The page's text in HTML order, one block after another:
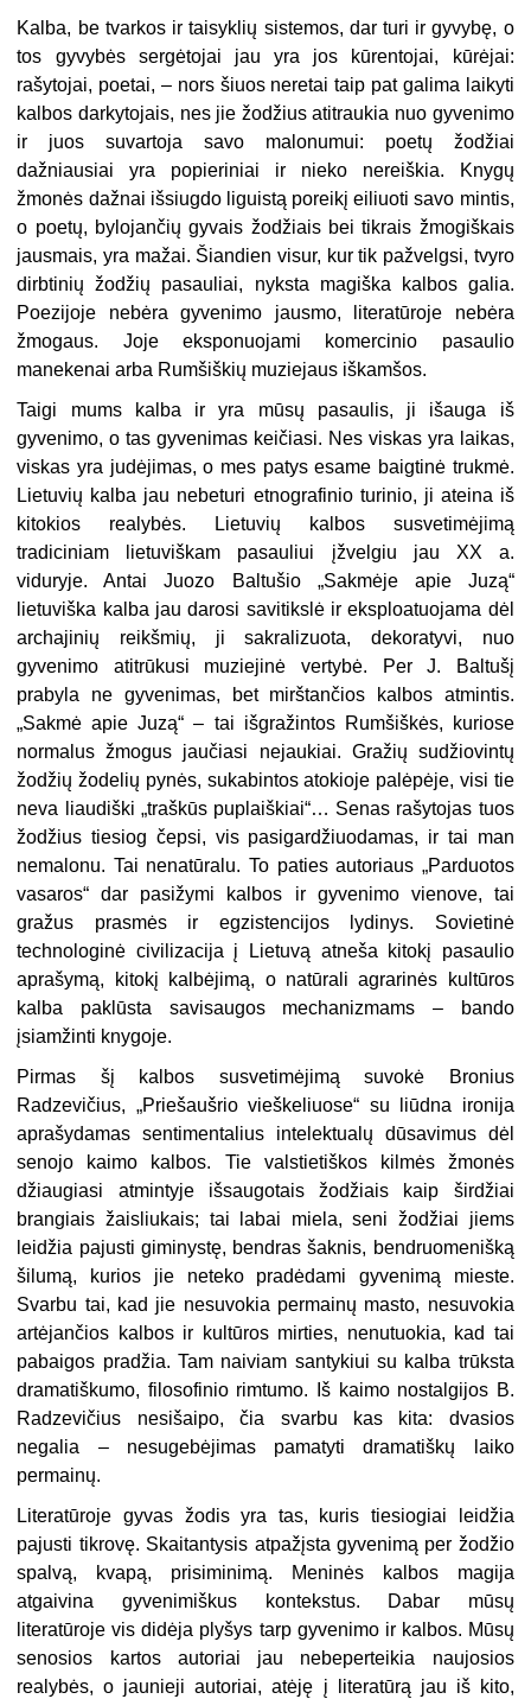
Kalba, be tvarkos ir taisyklių sistemos, dar turi ir gyvybę, o
tos gyvybės sergėtojai jau yra jos kūrentojai, kūrėjai:
rašytojai, poetai, – nors šiuos neretai taip pat galima laikyti
kalbos darkytojais, nes jie žodžius atitraukia nuo gyvenimo
ir juos suvartoja savo malonumui: poetų žodžiai
dažniausiai yra popieriniai ir nieko nereiškia. Knygų
žmonės dažnai išsiugdo liguistą poreikį eiliuoti savo mintis,
o poetų, bylojančių gyvais žodžiais bei tikrais žmogiškais
jausmais, yra mažai. Šiandien visur, kur tik pažvelgsi, tvyro
dirbtinių žodžių pasauliai, nyksta magiška kalbos galia.
Poezijoje nebėra gyvenimo jausmo, literatūroje nebėra
žmogaus. Joje eksponuojami komercinio pasaulio
manekenai arba Rumšiškių muziejaus iškamšos.
Taigi mums kalba ir yra mūsų pasaulis, ji išauga iš
gyvenimo, o tas gyvenimas keičiasi. Nes viskas yra laikas,
viskas yra judėjimas, o mes patys esame baigtinė trukmė.
Lietuvių kalba jau nebeturi etnografinio turinio, ji ateina iš
kitokios realybės. Lietuvių kalbos susvetimėjimą
tradiciniam lietuviškam pasauliui įžvelgiu jau XX a.
viduryje. Antai Juozo Baltušio „Sakmėje apie Juzą“
lietuviška kalba jau darosi savitikslė ir eksploatuojama dėl
archajinių reikšmių, ji sakralizuota, dekoratyvi, nuo
gyvenimo atitrūkusi muziejinė vertybė. Per J. Baltušį
prabyla ne gyvenimas, bet mirštančios kalbos atmintis.
„Sakmė apie Juzą“ – tai išgražintos Rumšiškės, kuriose
normalus žmogus jaučiasi nejaukiai. Gražių sudžiovintų
žodžių žodelių pynės, sukabintos atokioje palėpėje, visi tie
neva liaudiški „traškūs puplaiškiai“… Senas rašytojas tuos
žodžius tiesiog čepsi, vis pasigardžiuodamas, ir tai man
nemalonu. Tai nenatūralu. To paties autoriaus „Parduotos
vasaros“ dar pasižymi kalbos ir gyvenimo vienove, tai
gražus prasmės ir egzistencijos lydinys. Sovietinė
technologinė civilizacija į Lietuvą atneša kitokį pasaulio
aprašymą, kitokį kalbėjimą, o natūrali agrarinės kultūros
kalba paklūsta savisaugos mechanizmams – bando
įsiamžinti knygoje.
Pirmas šį kalbos susvetimėjimą suvokė Bronius
Radzevičius, „Priešaušrio vieškeliuose“ su liūdna ironija
aprašydamas sentimentalius intelektualų dūsavimus dėl
senojo kaimo kalbos. Tie valstietiškos kilmės žmonės
džiaugiasi atmintyje išsaugotais žodžiais kaip širdžiai
brangiais žaisliukais; tai labai miela, seni žodžiai jiems
leidžia pajusti giminystę, bendras šaknis, bendruomenišką
šilumą, kurios jie neteko pradėdami gyvenimą mieste.
Svarbu tai, kad jie nesuvokia permainų masto, nesuvokia
artėjančios kalbos ir kultūros mirties, nenutuokia, kad tai
pabaigos pradžia. Tam naiviam santykiui su kalba trūksta
dramatiškumo, filosofinio rimtumo. Iš kaimo nostalgijos B.
Radzevičius nesišaipo, čia svarbu kas kita: dvasios
negalia – nesugebėjimas pamatyti dramatiškų laiko
permainų.
Literatūroje gyvas žodis yra tas, kuris tiesiogiai leidžia
pajusti tikrovę. Skaitantysis atpažįsta gyvenimą per žodžio
spalvą, kvapą, prisiminimą. Meninės kalbos magija
atgaivina gyvenimiškus kontekstus. Dabar mūsų
literatūroje vis didėja plyšys tarp gyvenimo ir kalbos. Mūsų
senosios kartos autoriai jau nebeperteikia naujosios
realybės, o jaunieji autoriai, atėję į literatūrą jau iš kito,